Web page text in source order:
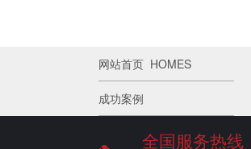
网站首页 HOMES
成功案例
全国服务热线